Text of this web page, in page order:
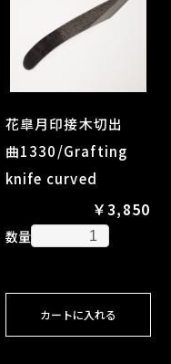
花皐月印接木切出
曲1330/Grafting
knife curved
￥3,850
数量
カートに入れる